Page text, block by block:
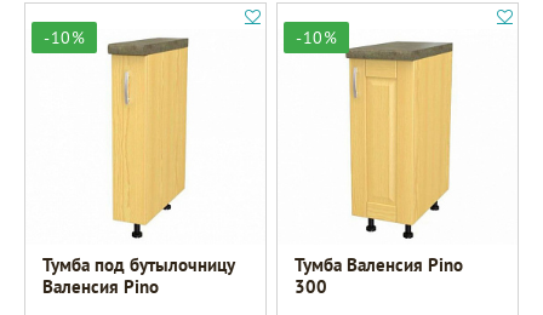
-10%
Тумба под бутылочницу
Валенсия Pino
-10%
Тумба Валенсия Pino
300